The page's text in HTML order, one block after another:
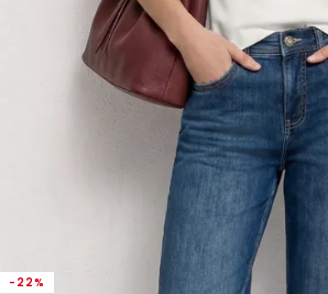
-22%